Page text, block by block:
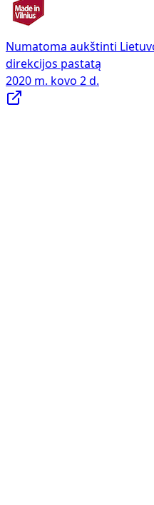
Numatoma aukštinti
direkcijos pastatą
2020 m. kovo 2 d.